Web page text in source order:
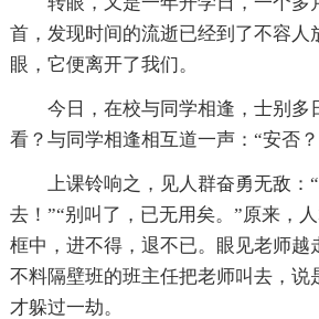
首，发现时间的流逝已经到了不容人
眼，它便离开了我们。
今日，在校与同学相逢，士别多
看？与同学相逢相互道一声：“安否
上课铃响之，见人群奋勇无敌
去！”“别叫了，已无用矣。”原来，
框中，进不得，退不已。眼见老师越
不料隔壁班的班主任把老师叫去，说
才躲过一劫。